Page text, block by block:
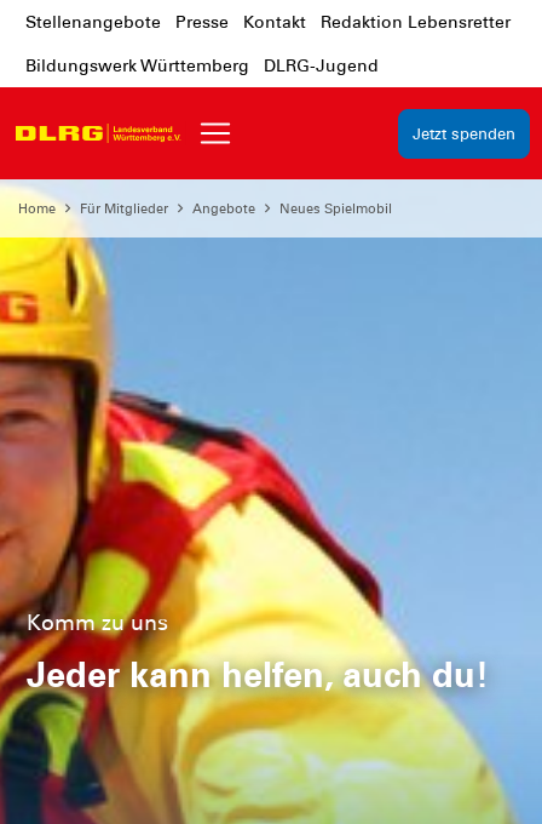
Stellenangebote Presse Kontakt Redaktion Lebensretter
Bildungswerk Württemberg DLRG-Jugend
Jetzt spenden
Home Für Mitglieder Angebote Neues Spielmobil
Komm zu uns
Jeder kann helfen, auch du!